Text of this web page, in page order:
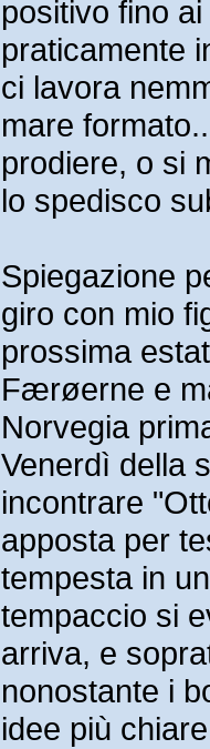
positivo fino
praticamente
ci lavora
mare
prodiere, o si
lo spedisco
Spiegazione
giro con mio
prossima
Færøerne e
Norvegia
Venerdì della
incontrare
apposta per
tempesta in
tempaccio si
arriva, e
nonostante i
idee più